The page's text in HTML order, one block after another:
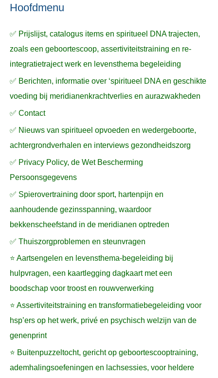
na
r
:
Hoofdmenu
✅ Prijslijst, catalogus items en spiritueel DNA trajecten,
zoals een geboortescoop, assertiviteitstraining en re-
integratietraject werk en levensthema begeleiding
✅ Berichten, informatie over ‘spiritueel DNA en geschikte
voeding bij meridianenkrachtverlies en aurazwakheden
✅ Contact
✅ Nieuws van spiritueel opvoeden en wedergeboorte,
achtergrondverhalen en interviews gezondheidszorg
✅ Privacy Policy, de Wet Bescherming
Persoonsgegevens
✅ Spierovertraining door sport, hartenpijn en
aanhoudende gezinsspanning, waardoor
bekkenscheefstand in de meridianen optreden
✅ Thuiszorgproblemen en steunvragen
⭐ Aartsengelen en levensthema-begeleiding bij
hulpvragen, een kaartlegging dagkaart met een
boodschap voor troost en rouwverwerking
⭐ Assertiviteitstraining en transformatiebegeleiding voor
hsp’ers op het werk, privé en psychisch welzijn van de
genenprint
⭐ Buitenpuzzeltocht, gericht op geboortescooptraining,
ademhalingsoefeningen en lachsessies, voor heldere
n